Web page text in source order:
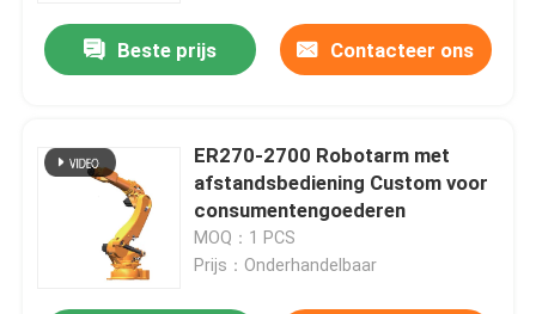
Producten
Beste prijs Contacteer ons
ER270-2700 Robotarm met
afstandsbediening Custom voor
consumentengoederen
MOQ：1 PCS
Prijs：Onderhandelbaar